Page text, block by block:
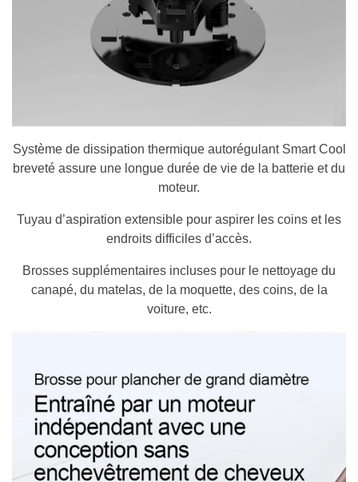
Système de dissipation thermique autorégulant Smart Cool
breveté assure une longue durée de vie de la batterie et du
moteur.
Tuyau d’aspiration extensible pour aspirer les coins et les
endroits difficiles d’accès.
Brosses supplémentaires incluses pour le nettoyage du
canapé, du matelas, de la moquette, des coins, de la
voiture, etc.